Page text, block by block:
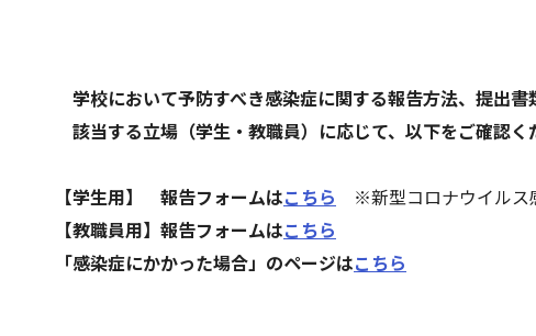
学校において予防すべき感染症に関する報告方法、提出書
該当する立場（学生・教職員）に応じて、以下をご確認く
【学生用】 報告フォームはこちら ※新型コロナウイルス
【教職員用】報告フォームはこちら
「感染症にかかった場合」のページはこちら